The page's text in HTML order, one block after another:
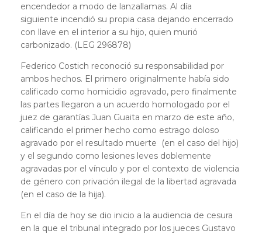
encendedor a modo de lanzallamas. Al día
siguiente incendió su propia casa dejando encerrado
con llave en el interior a su hijo, quien murió
carbonizado. (LEG 296878)
Federico Costich reconoció su responsabilidad por
ambos hechos. El primero originalmente había sido
calificado como homicidio agravado, pero finalmente
las partes llegaron a un acuerdo homologado por el
juez de garantías Juan Guaita en marzo de este año,
calificando el primer hecho como estrago doloso
agravado por el resultado muerte (en el caso del hijo)
y el segundo como lesiones leves doblemente
agravadas por el vínculo y por el contexto de violencia
de género con privación ilegal de la libertad agravada
(en el caso de la hija).
En el día de hoy se dio inicio a la audiencia de cesura
en la que el tribunal integrado por los jueces Gustavo